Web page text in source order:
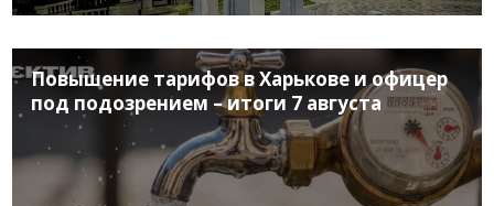
Повышение тарифов в Харькове и офицер
под подозрением – итоги 7 августа